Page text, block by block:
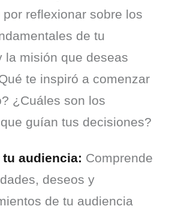
por reflexionar sobre los
de tu
la misión que deseas
te inspiró a comenzar
¿Cuáles son los
guían tus decisiones?
tu audiencia: Comprende
deseos y
de tu audiencia